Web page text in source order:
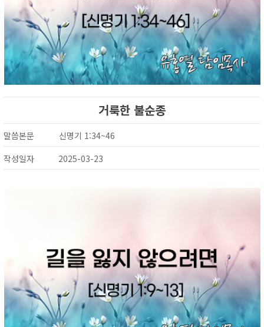
거룩한 불순종
말씀본문
신명기 1:34~46
작성일자
2025-03-23